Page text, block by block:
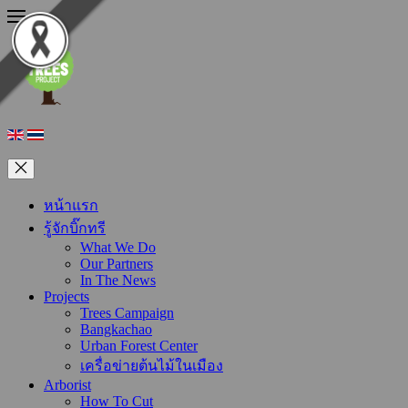
หน้าแรก
รู้จักบิ๊กทรี
What We Do
Our Partners
In The News
Projects
Trees Campaign
Bangkachao
Urban Forest Center
เครื่อข่ายต้นไม้ในเมือง
Arborist
How To Cut